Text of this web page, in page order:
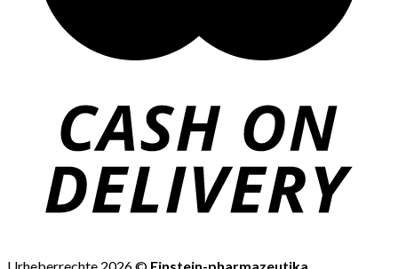
Urheberrechte 2026 © Einstein-pharmazeutika